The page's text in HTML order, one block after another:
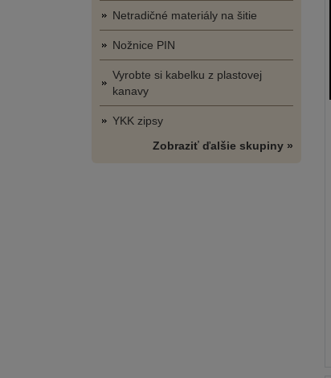
Netradičné materiály na šitie
Nožnice PIN
Vyrobte si kabelku z plastovej
kanavy
YKK zipsy
Zobraziť ďalšie skupiny »